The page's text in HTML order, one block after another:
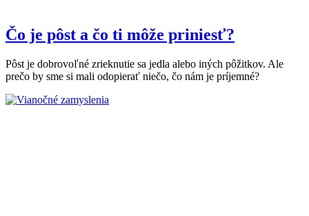
Čo je pôst a čo ti môže priniesť?
Pôst je dobrovoľné zrieknutie sa jedla alebo iných pôžitkov. Ale
prečo by sme si mali odopierať niečo, čo nám je príjemné?